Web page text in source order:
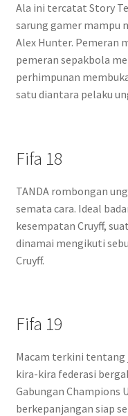
Ala ini tercatat Story
sarung gamer mampu
Alex Hunter. Pemeran
pemeran sepakbola
perhimpunan
satu diantara pelaku
Fifa 18
TANDA rombongan
semata cara. Ideal
kesempatan Cruyff,
dinamai mengikuti
Cruyff.
Fifa 19
Macam terkini
kira-kira federasi
Gabungan Champions
berkepanjangan siap